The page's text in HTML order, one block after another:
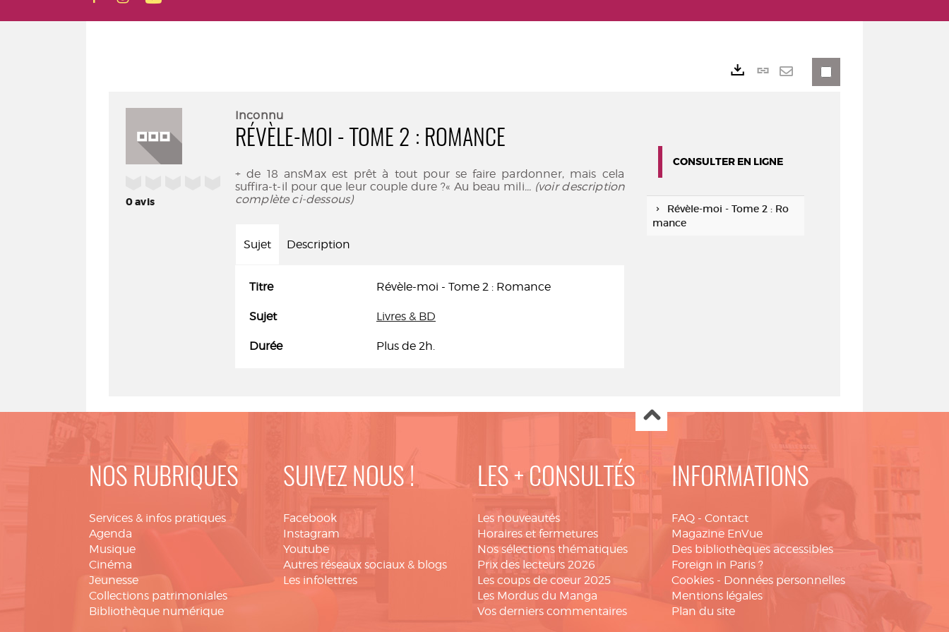
0avis
Inconnu
RÉVÈLE-MOI - TOME 2 : ROMANCE
+ de 18 ansMax est prêt à tout pour se faire pardonner, mais cela
suffira-t-il pour que leur couple dure ?« Au beau mili... (voir description
complète ci-dessous)
Sujet Description
Titre Révèle-moi - Tome 2 : Romance
Sujet Livres & BD
Durée Plus de 2h.
Lien
CONSULTER EN LIGNE
Révèle-moi - Tome 2 : Ro
mance
NOS RUBRIQUES
Services & infos pratiques
Agenda
Musique
Cinéma
Jeunesse
Collections patrimoniales
Bibliothèque numérique
SUIVEZ NOUS !
Facebook
Instagram
Youtube
Autres réseaux sociaux & blogs
Les infolettres
LES + CONSULTÉS
Les nouveautés
Horaires et fermetures
Nos sélections thématiques
Prix des lecteurs 2026
Les coups de coeur 2025
Les Mordus du Manga
Vos derniers commentaires
INFORMATIONS
FAQ - Contact
Magazine EnVue
Des bibliothèques accessibles
Foreign in Paris ?
Cookies - Données personnelles
Mentions légales
Plan du site